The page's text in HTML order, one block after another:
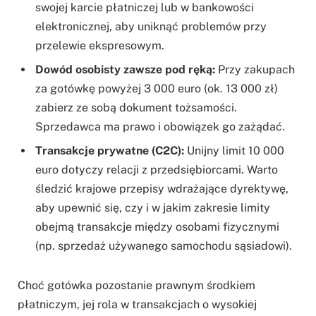
swojej karcie płatniczej lub w bankowości
elektronicznej, aby uniknąć problemów przy
przelewie ekspresowym.
Dowód osobisty zawsze pod ręką: Przy zakupach
za gotówkę powyżej 3 000 euro (ok. 13 000 zł)
zabierz ze sobą dokument tożsamości.
Sprzedawca ma prawo i obowiązek go zażądać.
Transakcje prywatne (C2C): Unijny limit 10 000
euro dotyczy relacji z przedsiębiorcami. Warto
śledzić krajowe przepisy wdrażające dyrektywę,
aby upewnić się, czy i w jakim zakresie limity
obejmą transakcje między osobami fizycznymi
(np. sprzedaż używanego samochodu sąsiadowi).
Choć gotówka pozostanie prawnym środkiem
płatniczym, jej rola w transakcjach o wysokiej